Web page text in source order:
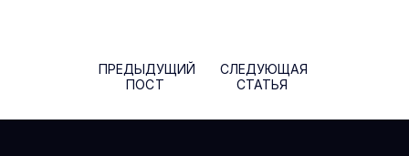
ПРЕДЫДУЩИЙ
ПОСТ
СЛЕДУЮЩАЯ
СТАТЬЯ